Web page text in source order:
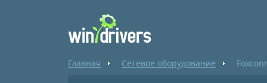
Главная Сетевое оборудование